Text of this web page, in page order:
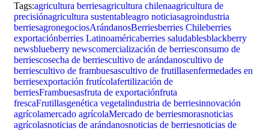
Tags:agricultura berriesagricultura chilenaagricultura de
precisiónagricultura sustentableagro noticiasagroindustria
berriesagronegociosArándanosBerriesberries Chileberries
exportaciónberries Latinoaméricaberries saludablesblackberry
newsblueberry newscomercialización de berriesconsumo de
berriescosecha de berriescultivo de arándanoscultivo de
berriescultivo de frambuesascultivo de frutillasenfermedades en
berriesexportación frutícolafertilización de
berriesFrambuesasfruta de exportaciónfruta
frescaFrutillasgenética vegetalindustria de berriesinnovación
agrícolamercado agrícolaMercado de berriesmorasnoticias
agrícolasnoticias de arándanosnoticias de berriesnoticias de